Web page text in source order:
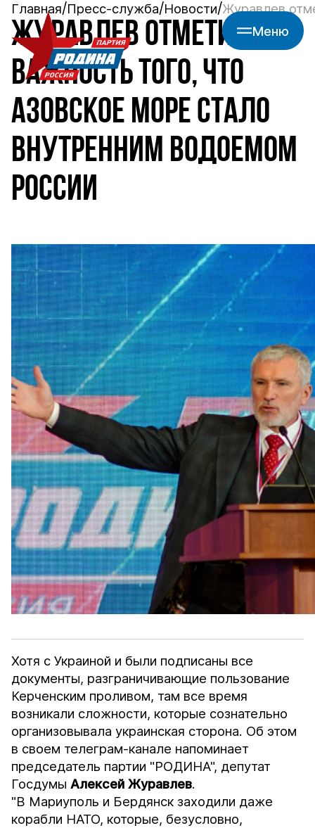
Меню
Главная Пресс-служба Новости Журавлев
ЖУРАВЛЕВ ОТМЕТИЛ
ВАЖНОСТЬ ТОГО, ЧТО
АЗОВСКОЕ МОРЕ СТАЛО
ВНУТРЕННИМ ВОДОЕМОМ
РОССИИ
Хотя с Украиной и были подписаны все
документы, разграничивающие пользование
Керченским проливом, там все время
возникали сложности, которые сознательно
организовывала украинская сторона. Об этом
в своем телеграм-канале напоминает
председатель партии "РОДИНА", депутат
ГосдумыАлексей Журавлев.
"В Мариуполь и Бердянск заходили даже
корабли НАТО, которые, безусловно,